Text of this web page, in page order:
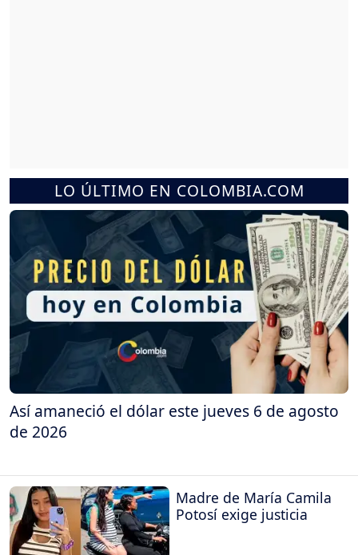
LO ÚLTIMO EN COLOMBIA.COM
Así amaneció el dólar este jueves 6 de agosto
de 2026
Madre de María Camila
Potosí exige justicia